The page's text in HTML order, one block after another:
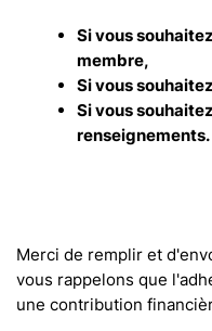
Si vous
membre,
Si vous
Si vous
renseignements.
Merci de remplir et
vous rappelons que
une contribution